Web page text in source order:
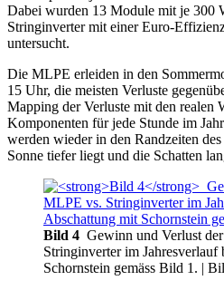
Dabei wurden 13 Module mit je 300
Stringinverter mit einer Euro-
untersucht.
Die MLPE erleiden in den
15 Uhr, die meisten Verluste
Mapping der Verluste mit den realen
Komponenten für jede Stunde im
werden wieder in den Randzeiten
Sonne tiefer liegt und die Schatten
Bild 4 Gewinn und Verlust
Stringinverter im Jahresverlauf
Schornstein gemäss Bild 1. |